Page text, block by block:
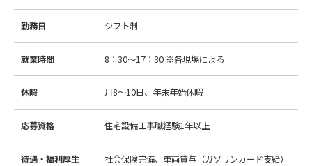
勤務日 シフト制
就業時間 8：30～17：30 ※各現場による
休暇 月8～10日、年末年始休暇
応募資格 住宅設備工事職経験1年以上
待遇・福利厚生 社会保険完備、車両貸与（ガソリンカード支給）